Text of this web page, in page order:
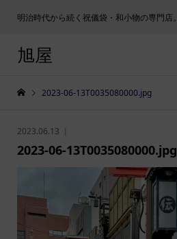
明治時代から続く祝儀袋・和小物の専門店。
旭屋
2023-06-13T0035080000.jpg
2023.06.13
2023-06-13T0035080000.jpg